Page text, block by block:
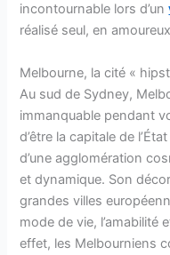
incontournable lors d’un
réalisé seul, en
Melbourne, la cité «
Au sud de Sydney,
immanquable pendant
d’être la capitale de
d’une agglomération
et dynamique. Son
grandes villes
mode de vie, l’amabilité
effet, les Melbourniens